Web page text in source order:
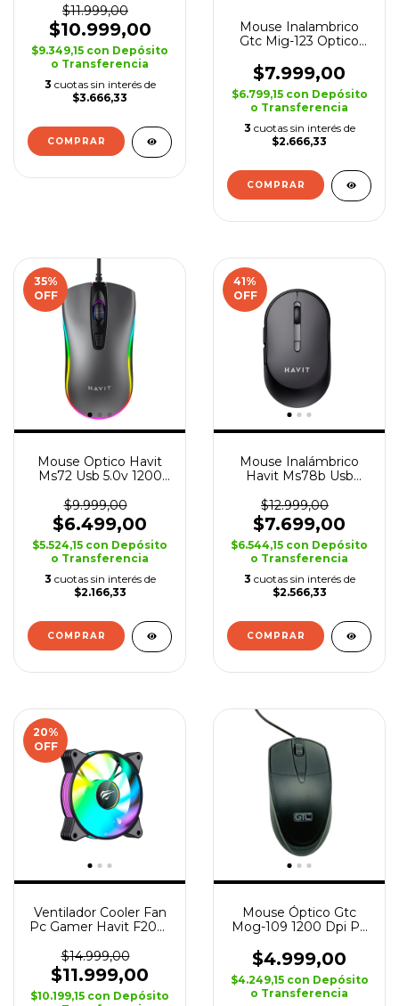
Usb
$11.999,00
$10.999,00
$9.349,15 con Depósito
o Transferencia
3 cuotas sin interés de
$3.666,33
COMPRAR
Mouse Inalambrico
Gtc Mig-123 Optico
$7.999,00
$6.799,15 con Depósito
o Transferencia
3 cuotas sin interés de
$2.666,33
COMPRAR
35%
OFF
Mouse Optico Havit
Ms72 Usb 5.0v 1200
$9.999,00
$6.499,00
$5.524,15 con Depósito
o Transferencia
3 cuotas sin interés de
$2.166,33
41%
OFF
Mouse Inalámbrico
Havit Ms78b Usb
$12.999,00
$7.699,00
$6.544,15 con Depósito
o Transferencia
3 cuotas sin interés de
$2.566,33
COMPRAR
20%
OFF
Ventilador Cooler Fan
Pc Gamer Havit F2095
$14.999,00
$11.999,00
$10.199,15 con Depósito
Mouse Óptico Gtc
Mog-109 1200 Dpi Pc
$4.999,00
$4.249,15 con Depósito
o Transferencia